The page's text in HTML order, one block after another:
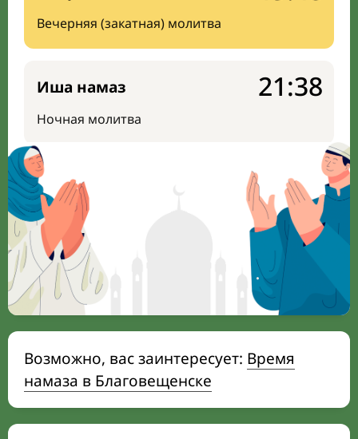
Вечерняя (закатная) молитва
Иша намаз
Ночная молитва
21:38
Возможно, вас заинтересует: Время
намаза в Благовещенске